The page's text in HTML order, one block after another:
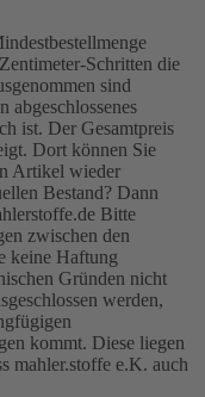
Schritten die
sind
abgeschlossenes
ist. Der Gesamtpreis
Dort können Sie
Artikel wieder
Bestand? Dann
Bitte
zwischen den
keine Haftung
Gründen nicht
werden,
kommt. Diese liegen
mahler.stoffe e.K. auch